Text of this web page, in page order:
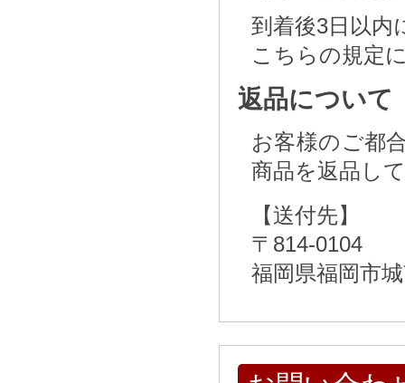
到着後3日以内
こちらの規定
返品について
お客様のご都
商品を返品し
【送付先】
〒814-0104
福岡県福岡市